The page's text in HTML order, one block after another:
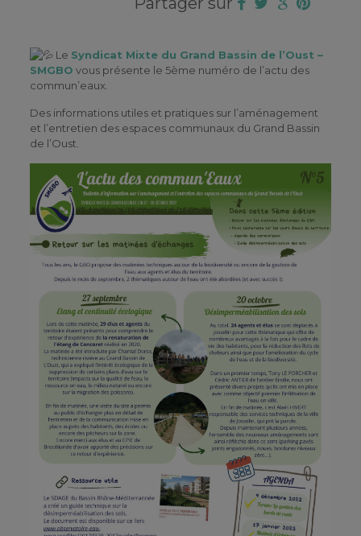
Le Syndicat Mixte du Grand Bassin de l’Oust –
SMGBO vous présente le 5ème numéro de l’actu des
commun’eaux.
Des informations utiles et pratiques sur l’aménagement
et l’entretien des espaces communaux du Grand Bassin
de l’Oust.